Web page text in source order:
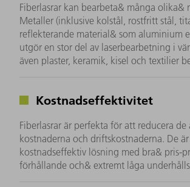
Fiberlasrar kan bearbeta& många olika&
Metaller (inklusive kolstål, rostfritt stål,
reflekterande material& som aluminium
utgör en stor del av laserbearbetning i
även plaster, keramik, kisel och textilier
Kostnadseffektivitet
Fiberlasrar är perfekta för att reducera de
kostnaderna och driftskostnaderna. De
kostnadseffektiv lösning med bra& pris-
förhållande och& extremt låga